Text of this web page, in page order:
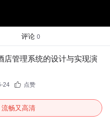
评论 0
店管理系统的设计与实现演
24 点赞
畅又高清